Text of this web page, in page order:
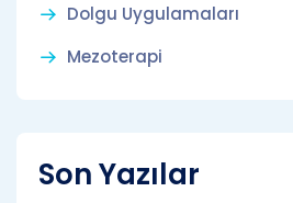
Dolgu Uygulamaları
Mezoterapi
Son Yazılar